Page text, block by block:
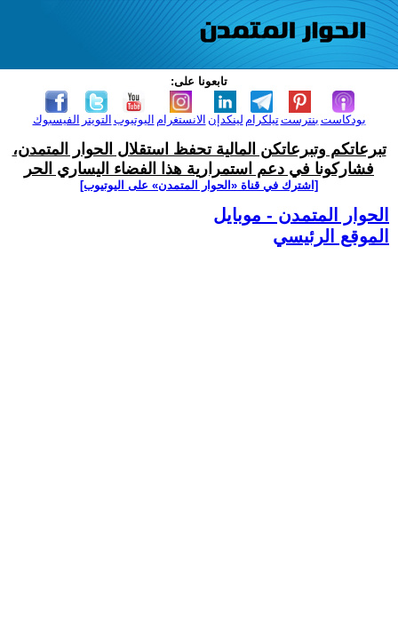
تابعونا على:
الفيسبوك التويتر اليوتيوب الانستغرام لينكدإن تيلكرامبنترست بودكاست
تبرعاتكم وتبرعاتكن المالية تحفظ استقلال الحوار المتمدن،
فشاركونا في دعم استمرارية هذا الفضاء اليساري الحر
[اشترك في قناة ‫«الحوار المتمدن» على اليوتيوب]
الحوار المتمدن - موبايل
الموقع الرئيسي